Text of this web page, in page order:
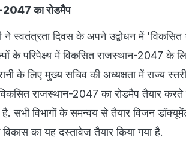
2047 का रोडमैप
ने स्वतंत्रता दिवस के अपने उद्बोधन में
के परिपेक्ष्य में विकसित राजस्थान-2047 के
के लिए मुख्य सचिव की अध्यक्षता में राज्य
राजस्थान-2047 का रोडमैप तैयार करते
सभी विभागों के समन्वय से तैयार विजन
का यह दस्तावेज तैयार किया गया है.